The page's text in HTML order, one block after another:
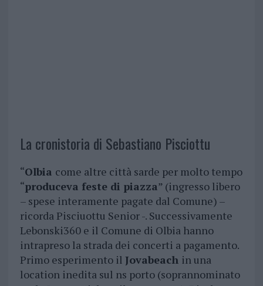
La cronistoria di Sebastiano Pisciottu
“Olbia come altre città sarde per molto tempo
“produceva feste di piazza” (ingresso libero
– spese interamente pagate dal Comune) –
ricorda Pisciuottu Senior -. Successivamente
Lebonski360 e il Comune di Olbia hanno
intrapreso la strada dei concerti a pagamento.
Primo esperimento il Jovabeach in una
location inedita sul ns porto (soprannominato